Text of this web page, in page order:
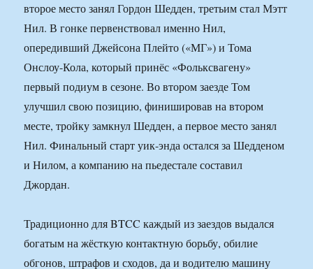
второе место занял Гордон Шедден, третьим стал Мэтт
Нил. В гонке первенствовал именно Нил,
опередивший Джейсона Плейто («МГ») и Тома
Онслоу-Кола, который принёс «Фольксвагену»
первый подиум в сезоне. Во втором заезде Том
улучшил свою позицию, финишировав на втором
месте, тройку замкнул Шедден, а первое место занял
Нил. Финальный старт уик-энда остался за Шедденом
и Нилом, а компанию на пьедестале составил
Джордан.
Традиционно для BTCC каждый из заездов выдался
богатым на жёсткую контактную борьбу, обилие
обгонов, штрафов и сходов, да и водителю машину